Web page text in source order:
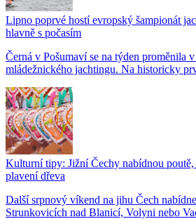
Lipno poprvé hostí evropský šampionát
hlavně s počasím
Černá v Pošumaví se na týden proměnila
mládežnického jachtingu. Na historicky
Kulturní tipy: Jižní Čechy nabídnou
plavení dřeva
Další srpnový víkend na jihu Čech
Strunkovicích nad Blanicí, Volyni nebo